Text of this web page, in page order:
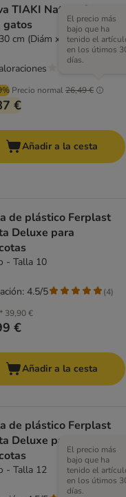
TIAKI Nature Cactus
gatos
cm (Diám x Al)
Precio normal26,49 €
El precio más
bajo que ha
tenido el
en los útimos
días.
€
Añadir a la cesta
de plástico Ferplast
Deluxe para
- Talla 10
39,90 €
€
4.5/5 (4)
Añadir a la cesta
de plástico Ferplast
Deluxe para
- Talla 12
El precio más
bajo que ha
tenido el
en los útimos
días.